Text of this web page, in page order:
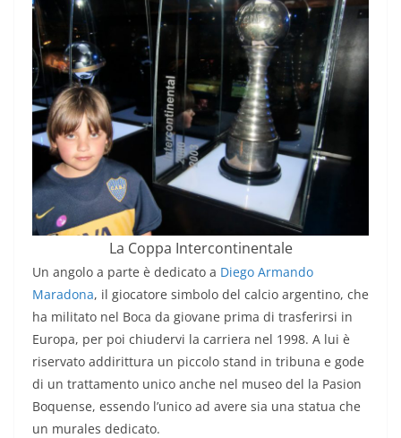
La Coppa Intercontinentale
Un angolo a parte è dedicato a Diego Armando
Maradona, il giocatore simbolo del calcio argentino, che
ha militato nel Boca da giovane prima di trasferirsi in
Europa, per poi chiudervi la carriera nel 1998. A lui è
riservato addirittura un piccolo stand in tribuna e gode
di un trattamento unico anche nel museo del la Pasion
Boquense, essendo l’unico ad avere sia una statua che
un murales dedicato.